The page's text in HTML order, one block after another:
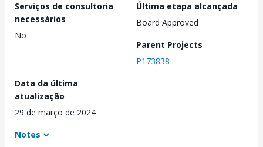
Serviços de consultoria
necessários
No
Última etapa alcançada
Board Approved
Parent Projects
P173838
Data da última
atualização
29 de março de 2024
Notes